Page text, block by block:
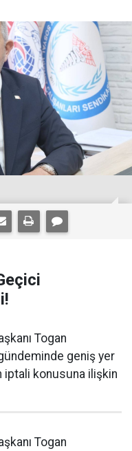
Togan
geniş yer
konusuna ilişkin
Togan